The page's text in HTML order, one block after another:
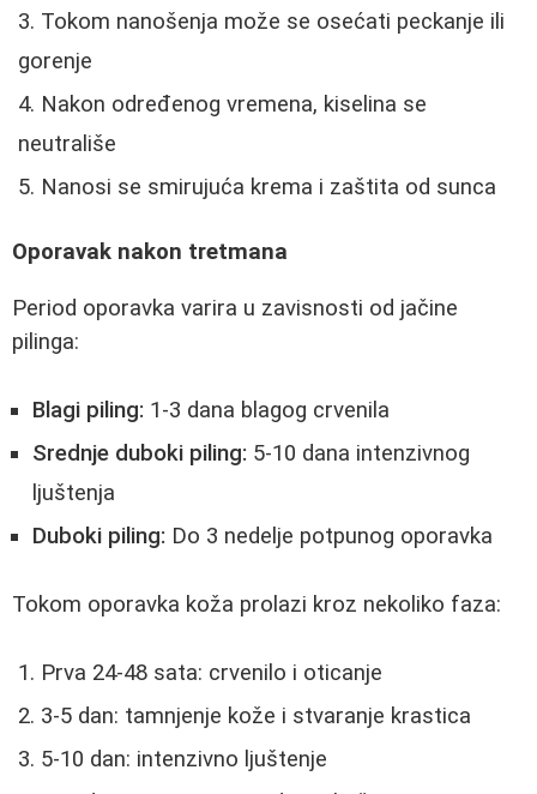
Tokom nanošenja može se osećati peckanje ili
gorenje
Nakon određenog vremena, kiselina se
neutrališe
Nanosi se smirujuća krema i zaštita od sunca
Oporavak nakon tretmana
Period oporavka varira u zavisnosti od jačine
pilinga:
Blagi piling: 1-3 dana blagog crvenila
Srednje duboki piling: 5-10 dana intenzivnog
ljuštenja
Duboki piling: Do 3 nedelje potpunog oporavka
Tokom oporavka koža prolazi kroz nekoliko faza:
Prva 24-48 sata: crvenilo i oticanje
3-5 dan: tamnjenje kože i stvaranje krastica
5-10 dan: intenzivno ljuštenje